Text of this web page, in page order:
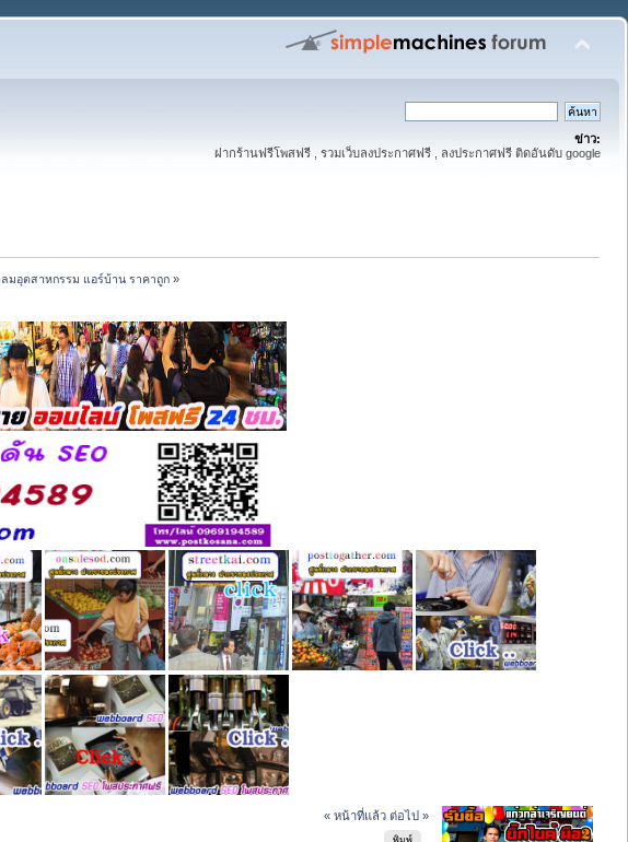
ข่าว:
ฝากร้านฟรีโพสฟรี , รวมเว็บลงประกาศฟรี , ลงประกาศฟรี ติดอันดับ google
มอุตสาหกรรม แอร์บ้าน ราคาถูก»
« หน้าที่แล้ว ต่อไป »
พิมพ์